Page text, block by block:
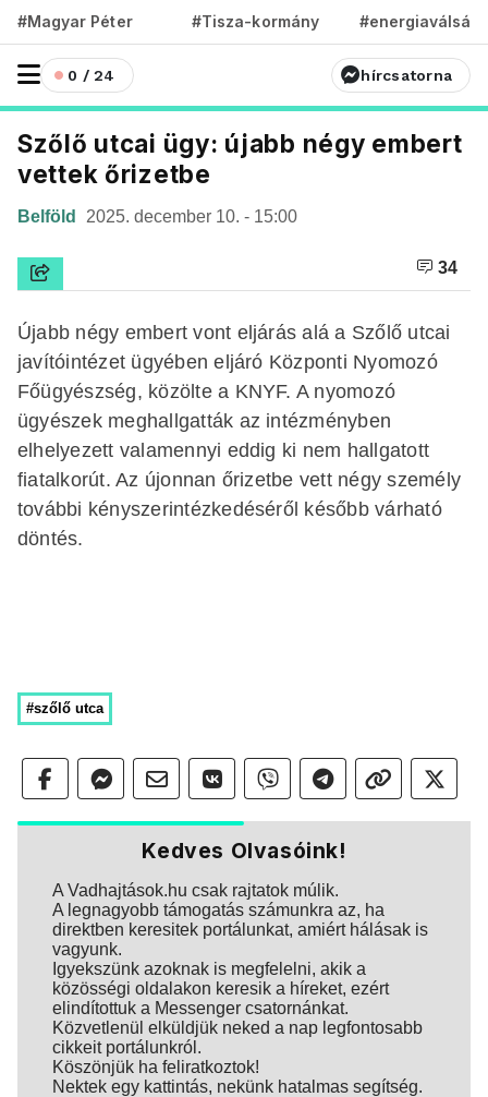
#Magyar Péter #Tisza-kormány #energiaválság
0 / 24 hírcsatorna
Szőlő utcai ügy: újabb négy embert
vettek őrizetbe
Belföld 2025. december 10. - 15:00
34
Újabb négy embert vont eljárás alá a Szőlő utcai
javítóintézet ügyében eljáró Központi Nyomozó
Főügyészség, közölte a KNYF. A nyomozó
ügyészek meghallgatták az intézményben
elhelyezett valamennyi eddig ki nem hallgatott
fiatalkorút. Az újonnan őrizetbe vett négy személy
további kényszerintézkedéséről később várható
döntés.
#szőlő utca
Kedves Olvasóink!
A Vadhajtások.hu csak rajtatok múlik.
A legnagyobb támogatás számunkra az, ha
direktben keresitek portálunkat, amiért hálásak is
vagyunk.
Igyekszünk azoknak is megfelelni, akik a
közösségi oldalakon keresik a híreket, ezért
elindítottuk a Messenger csatornánkat.
Közvetlenül elküldjük neked a nap legfontosabb
cikkeit portálunkról.
Köszönjük ha feliratkoztok!
Nektek egy kattintás, nekünk hatalmas segítség.